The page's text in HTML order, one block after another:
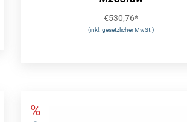
€530,76*
(inkl. gesetzlicher MwSt.)